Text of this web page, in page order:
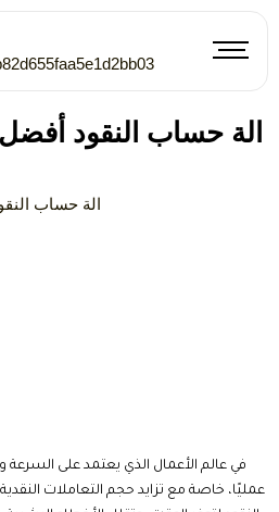
الة حساب النقود
في عالم الأعمال الذي يعتمد على السرعة
عمليًا، خاصة مع تزايد حجم التعاملات